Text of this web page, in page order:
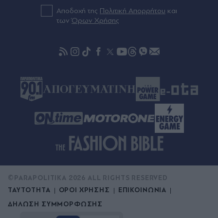
πίσω από το εμβληματικό "Ray of Light" της
Πτήση τρόμου της Ryanair: Συγκλονίζει η
σπασμένο παράθυρο - "Ένα κομμάτι του
προσώπου του ήταν σαν πλαστελίνη" (Βίντεο)
Αποδοχή της Πολιτική Απορρήτου και
τωνΌρων Χρήσης
ΤΑΥΤΟΤΗΤΑ ΟΡΟΙ ΧΡΗΣΗΣ
ΕΠΙΚΟΙΝΩΝΙΑ
ΔΗΛΩΣΗ ΣΥΜΜΟΡΦΩΣΗΣ
©PARAPOLITIKA 2026 ALL RIGHTS RESERVED